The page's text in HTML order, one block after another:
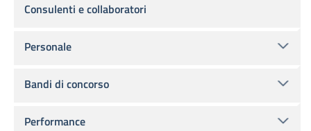
Consulenti e collaboratori
Personale
Bandi di concorso
Performance